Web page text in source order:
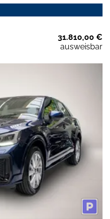
31.810,00 €
ausweisbar